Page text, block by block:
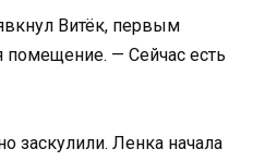
Витёк, первым
— Сейчас есть
заскулили. Ленка начала